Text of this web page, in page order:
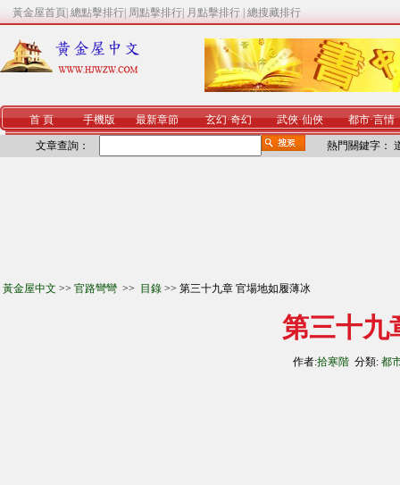
黃金屋首頁 總點擊排行 周點擊排行 月點擊排行 總搜藏排行
首 頁 手機版 最新章節 玄幻·奇幻 武俠·仙俠 都市·言情
文章查詢： 熱門關鍵字：
黃金屋中文 >> 官路彎彎 >> 目錄 >> 第三十九章 官場地如履薄冰
第三十九
作者:拾寒階 分類: 都